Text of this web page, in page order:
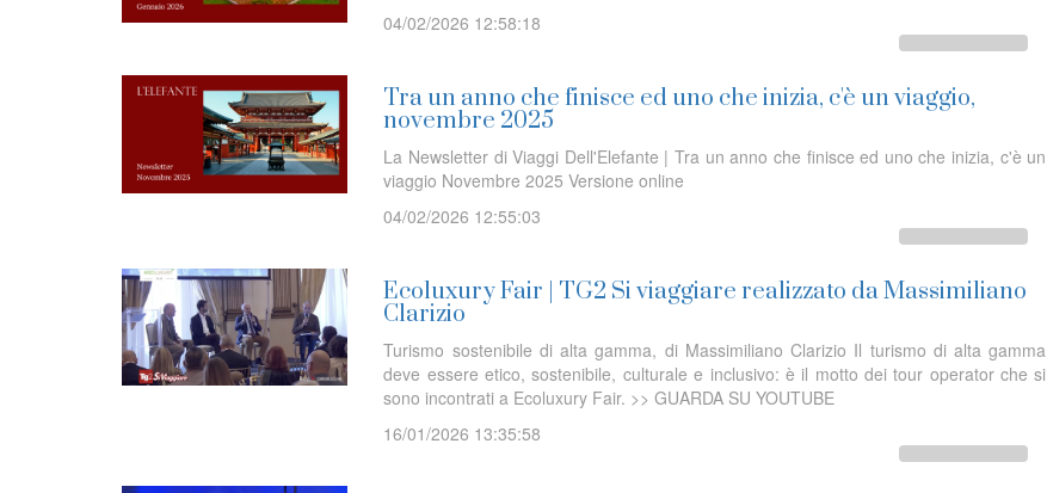
04/02/2026 12:58:18
Tra un anno che finisce ed uno che inizia, c'è un viaggio,
novembre 2025
La Newsletter di Viaggi Dell'Elefante | Tra un anno che finisce ed uno che inizia, c'è un
viaggio Novembre 2025 Versione online
04/02/2026 12:55:03
Ecoluxury Fair | TG2 Si viaggiare realizzato da Massimiliano
Clarizio
Turismo sostenibile di alta gamma, di Massimiliano Clarizio Il turismo di alta gamma
deve essere etico, sostenibile, culturale e inclusivo: è il motto dei tour operator che si
sono incontrati a Ecoluxury Fair. >> GUARDA SU YOUTUBE
16/01/2026 13:35:58